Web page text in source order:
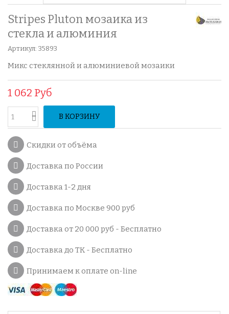
Stripes Pluton мозаика из
стекла и алюминия
Артикул: 35893
Микс стеклянной и алюминиевой мозаики
1 062 Руб
В КОРЗИНУ
Скидки от объёма
Доставка по России
Доставка 1-2 дня
Доставка по Москве 900 руб
Доставка от 20 000 руб - Бесплатно
Доставка до ТК - Бесплатно
Принимаем к оплате on-line